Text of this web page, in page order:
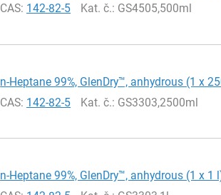
CAS: 142-82-5 Kat. č.: GS4505,500ml
n-Heptane 99%, GlenDry™, anhydrous (1 x
CAS: 142-82-5 Kat. č.: GS3303,2500ml
n-Heptane 99%, GlenDry™, anhydrous (1 x 1